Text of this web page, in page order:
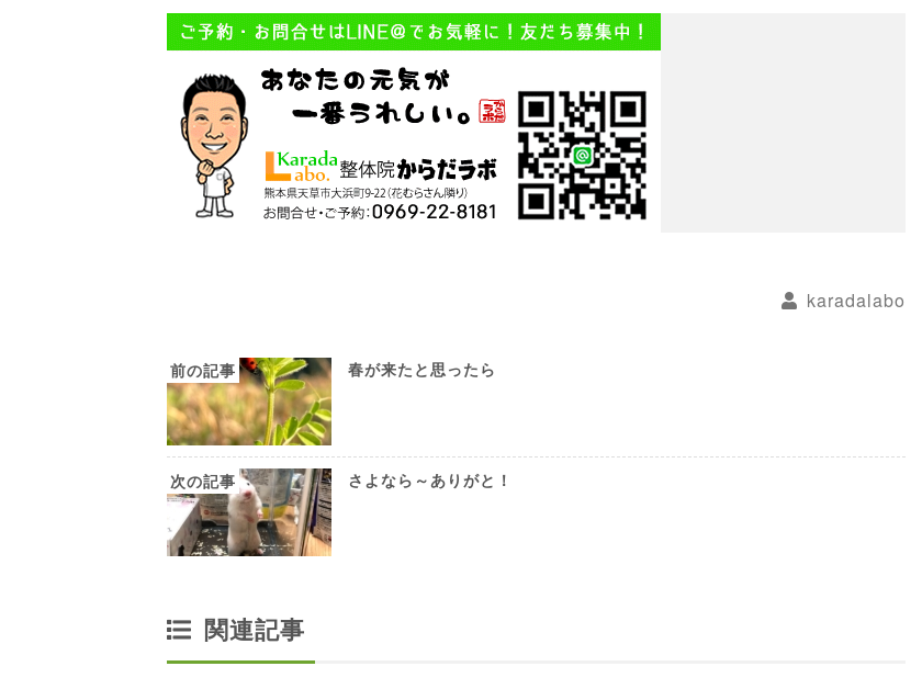
karadalabo
春が来たと思ったら
さよなら～ありがと！
関連記事